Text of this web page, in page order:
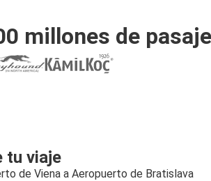
millones de
tu viaje
de Viena a Aeropuerto de Bratislava